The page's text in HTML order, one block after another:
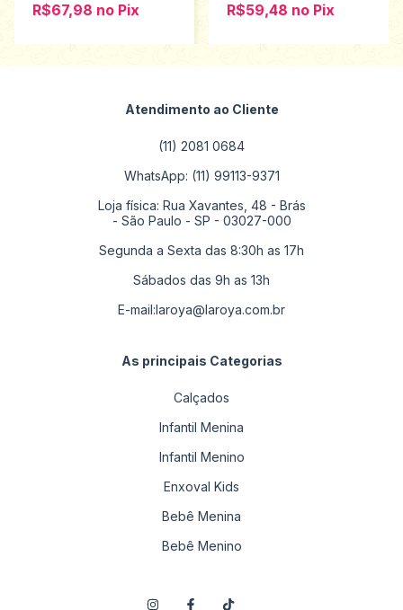
R$67,98 no Pix R$59,48 no Pix
Atendimento ao Cliente
(11) 2081 0684
WhatsApp: (11) 99113-9371
Loja física: Rua Xavantes, 48 - Brás
- São Paulo - SP - 03027-000
Segunda a Sexta das 8:30h as 17h
Sábados das 9h as 13h
E-mail:laroya@laroya.com.br
As principais Categorias
Calçados
Infantil Menina
Infantil Menino
Enxoval Kids
Bebê Menina
Bebê Menino